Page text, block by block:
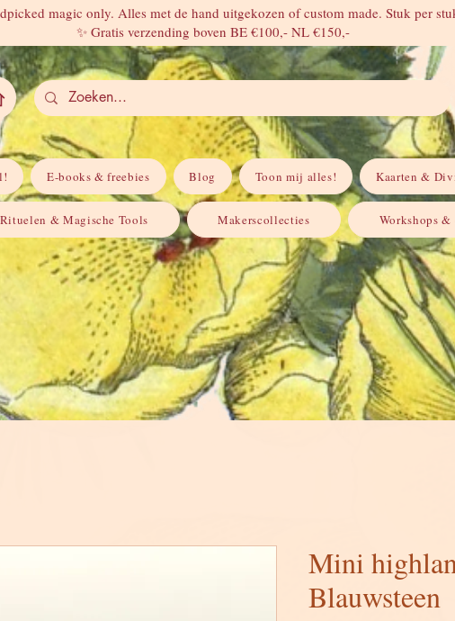
magic only. Alles met de hand uitgekozen of custom made. Stuk per
✨ Gratis verzending boven BE €100,- NL €150,-
E-books & freebies Blog Toon mij alles! Kaarten &
Rituelen & Magische Tools Makerscollecties Workshops &
Mini
Blauwsteen